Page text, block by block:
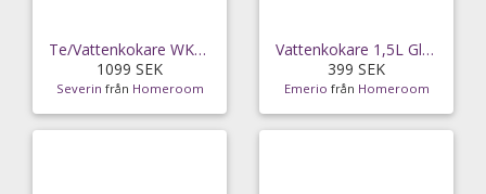
Te/Vattenkokare WK3479
1099 SEK
Severin från Homeroom
Vattenkokare 1,5L Glas
399 SEK
Emerio från Homeroom